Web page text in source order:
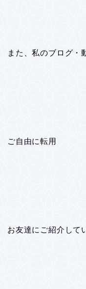
また、私のブログ・
ご自由に転用
お友達にご紹介して